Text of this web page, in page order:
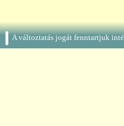
A változtatás jogát fenntartjuk